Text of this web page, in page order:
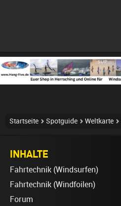
Startseite Spotguide Weltkarte
INHALTE
Fahrtechnik (Windsurfen)
Fahrtechnik (Windfoilen)
Forum